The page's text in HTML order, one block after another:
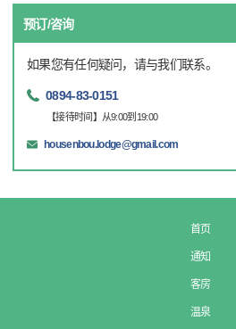
预订/咨询
如果您有任何疑问，请与我们联系。
0894-83-0151
【接待时间】从9:00到19:00
housenbou.lodge@gmail.com
首页
通知
客房
温泉